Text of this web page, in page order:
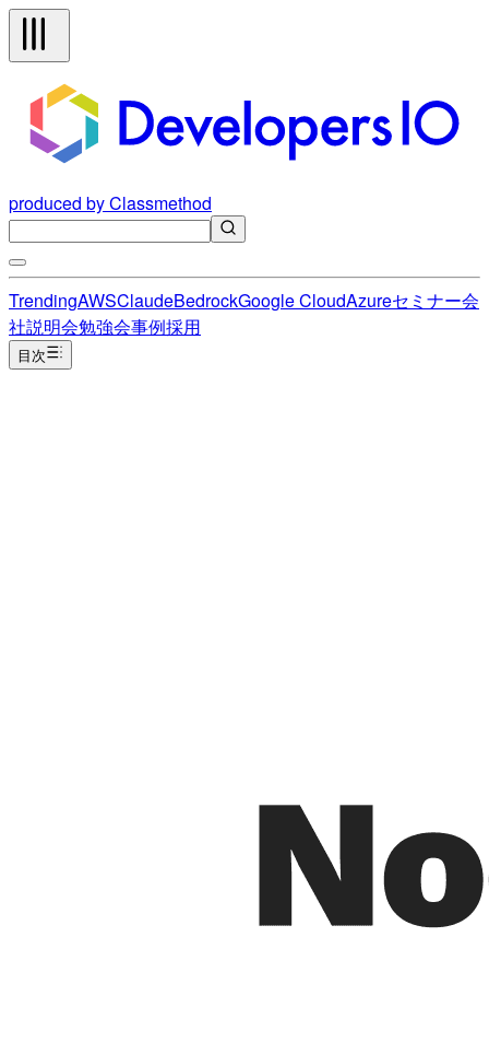
produced by Classmethod
TrendingAWSClaudeBedrockGoogle CloudAzureセミナー会
社説明会勉強会事例採用
目次